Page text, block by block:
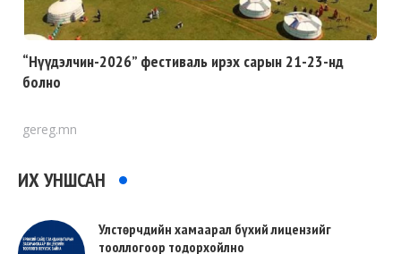
“Нүүдэлчин-2026” фестиваль ирэх сарын 21-23-нд
болно
gereg.mn
ИХ УНШСАН
Улстөрчдийн хамаарал бүхий лицензийг
тооллогоор тодорхойлно